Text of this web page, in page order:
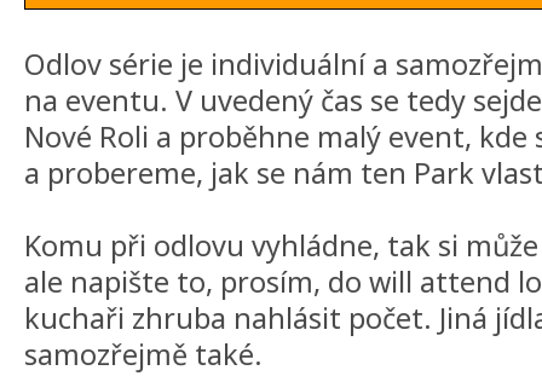
Odlov série je individuální a
na eventu. V uvedený čas se tedy
Nové Roli a proběhne malý event,
a probereme, jak se nám ten Park
Komu při odlovu vyhládne, tak si
ale napište to, prosím, do will attend
kuchaři zhruba nahlásit počet. Jiná
samozřejmě také.